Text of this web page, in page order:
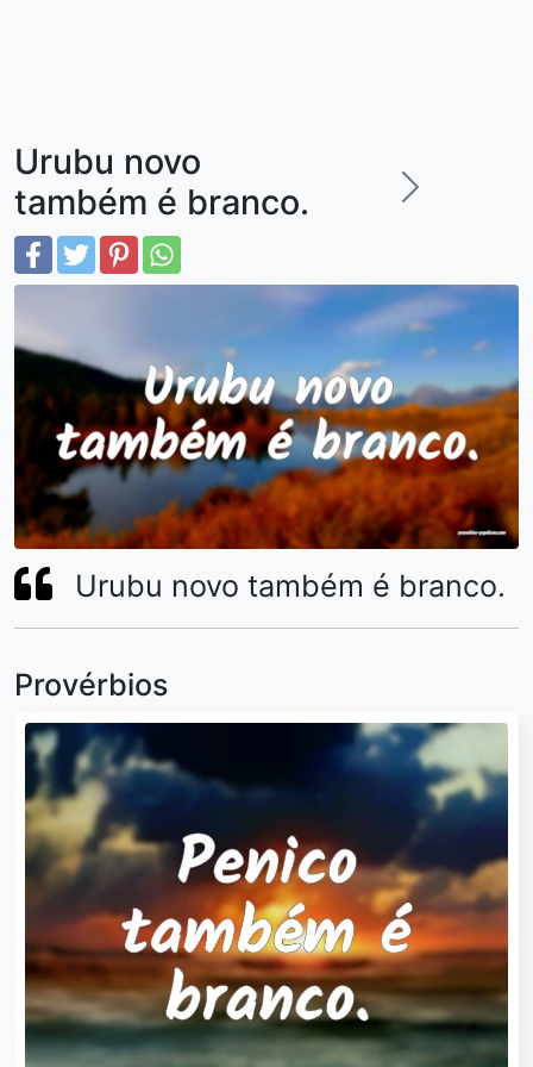
Urubu novo
também é branco.
Urubu novo também é branco.
Provérbios